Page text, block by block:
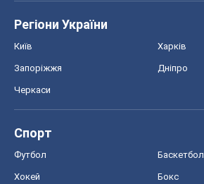
Регіони України
Київ Харків
Запоріжжя Дніпро
Черкаси
Спорт
Футбол Баскетбол
Хокей Бокс